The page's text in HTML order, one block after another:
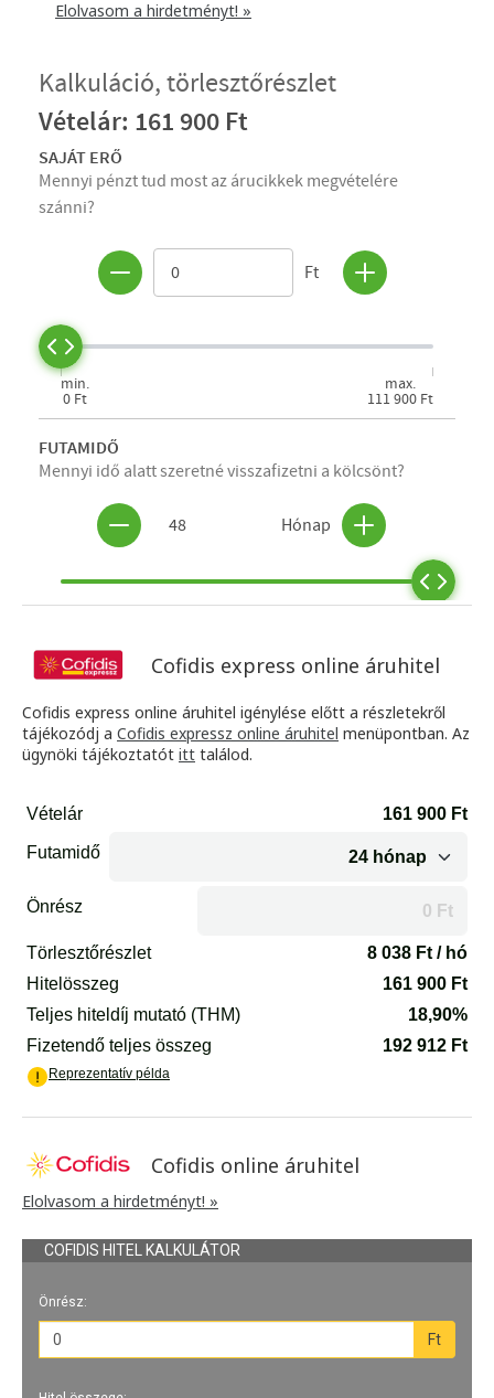
Elolvasom a hirdetményt! »
Cofidis express online áruhitel
Cofidis express online áruhitel igénylése előtt a részletekről
tájékozódj a Cofidis expressz online áruhitel menüpontban. Az
ügynöki tájékoztatót itt találod.
Cofidis online áruhitel
Elolvasom a hirdetményt! »